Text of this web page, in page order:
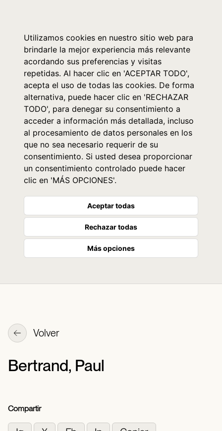
Utilizamos cookies en nuestro sitio web para
brindarle la mejor experiencia más relevante
acordando sus preferencias y visitas
repetidas. Al hacer clic en 'ACEPTAR TODO',
acepta el uso de todas las cookies. De forma
alternativa, puede hacer clic en 'RECHAZAR
TODO', para denegar su consentimiento a
acceder a información más detallada, incluso
al procesamiento de datos personales en los
que no sea necesario requerir de su
consentimiento. Si usted desea proporcionar
un consentimiento controlado puede hacer
clic en 'MÁS OPCIONES'.
Aceptar todas
Rechazar todas
Más opciones
Volver
Bertrand, Paul
Compartir